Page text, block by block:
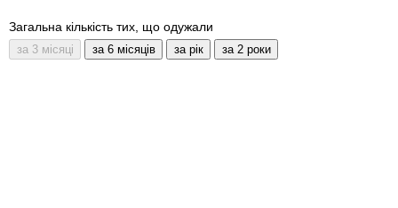
Загальна кількість тих, що одужали